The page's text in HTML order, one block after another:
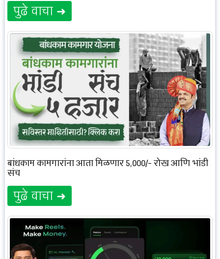
पुढे वाचा ➜
बांधकाम कामगारांना आता मिळणार 5,000/- रोख आणि भांडी
संच
पुढे वाचा ➜